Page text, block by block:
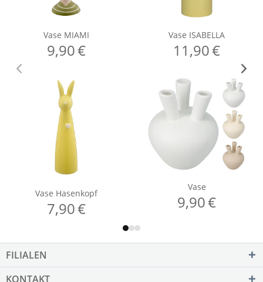
FILIALEN
KONTAKT